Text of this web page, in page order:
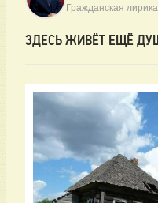
Гражданская лирика
ЗДЕСЬ ЖИВЁТ ЕЩЁ